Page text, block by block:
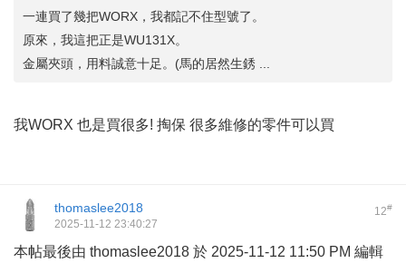
一連買了幾把WORX，我都記不住型號了。
原來，我這把正是WU131X。
金屬夾頭，用料誠意十足。(馬的居然生銹 ...
我WORX 也是買很多! 掏保 很多維修的零件可以買
12#
thomaslee2018
2025-11-12 23:40:27
本帖最後由 thomaslee2018 於 2025-11-12 11:50 PM 編輯